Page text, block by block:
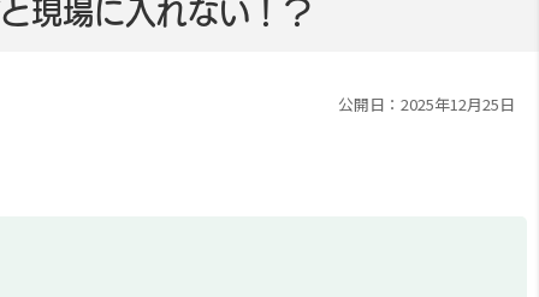
現場に入れない！？
公開日：2025年12月25日